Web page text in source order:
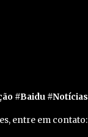
#Baidu #Notícias
entre em contato: